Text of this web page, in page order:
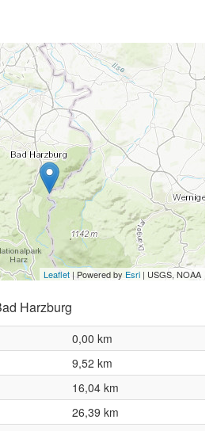
Leaflet | Powered by Esri | USGS, NOAA
Harzburg
0,00 km
9,52 km
16,04 km
26,39 km